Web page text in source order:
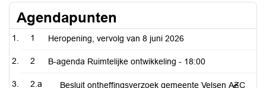
Agendapunten
1 Heropening, vervolg van 8 juni 2026
2 B-agenda Ruimtelijke ontwikkeling - 18:00
2.a
Besluit ontheffingsverzoek gemeente Velsen AZC